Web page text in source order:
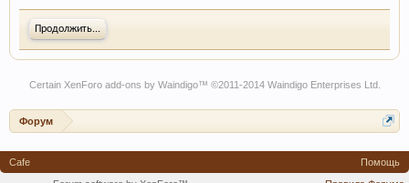
Продолжить...
Certain XenForo add-ons by Waindigo™ ©2011-2014 Waindigo Enterprises Ltd.
Форум
Cafe
Помощь